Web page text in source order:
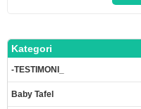
Kategori
-TESTIMONI_
Baby Tafel